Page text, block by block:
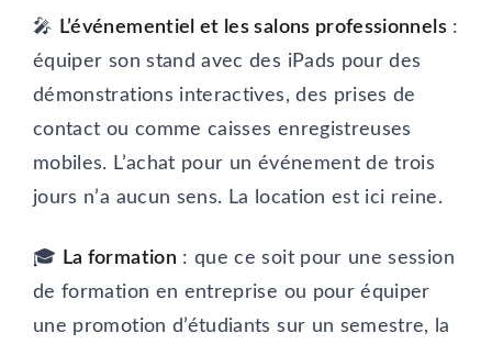
🎤 L’événementiel et les salons professionnels:
équiper son stand avec des iPads pour des
démonstrations interactives, des prises de
contact ou comme caisses enregistreuses
mobiles. L’achat pour un événement de trois
jours n’a aucun sens. La location est ici reine.
🎓 La formation : que ce soit pour une session
de formation en entreprise ou pour équiper
une promotion d’étudiants sur un semestre, la